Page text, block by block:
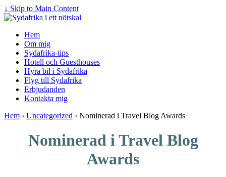
↓ Skip to Main Content
Hem
Om mig
Sydafrika-tips
Hotell och Guesthouses
Hyra bil i Sydafrika
Flyg till Sydafrika
Erbjudanden
Kontakta mig
Hem › Uncategorized › Nominerad i Travel Blog Awards
Nominerad i Travel Blog
Awards